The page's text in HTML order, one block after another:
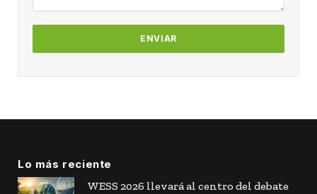
Lo más reciente
WESS 2026 llevará al centro del debate